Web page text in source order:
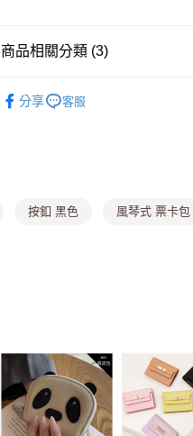
Google Pay
相關說明
4.訂單成立30分鐘內，如未前往確認
【注意事項】
1.本服務係由「台灣大哥大股份有限
用戶於交易時，得透過本服務購買商
款買賣價金債權讓與本公司後，依約
2.基於同意付款使用「大哥付你分期
每筆NT$8,888，滿NT$8,888(含
付款後萊爾富取貨
每筆NT$8,888，滿NT$8,888(含
商品相關分類 (3)
分享 客服
按釦 黑色 風琴式 票卡包